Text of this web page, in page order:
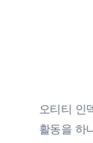
오티티 인
활동을 하